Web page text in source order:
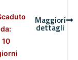
da:
10
Maggiori
dettagli